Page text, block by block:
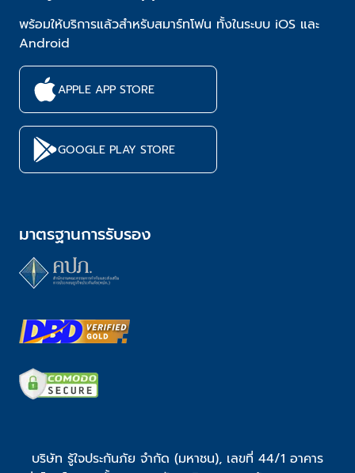
พร้อมให้บริการแล้วสำหรับสมาร์ทโฟน ทั้งในระบบ iOS และ
Android
APPLE APP STORE
GOOGLE PLAY STORE
มาตรฐานการรับรอง
บริษัท รู้ใจประกันภัย จำกัด (มหาชน), เลขที่ 44/1 อาคาร